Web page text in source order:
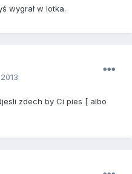
wygrał w lotka.
zdech by Ci pies [ albo